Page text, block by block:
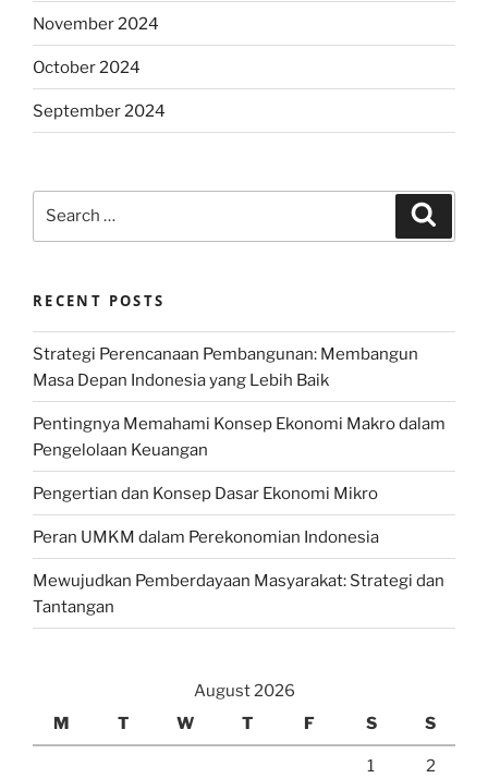
November 2024
October 2024
September 2024
RECENT POSTS
Strategi Perencanaan Pembangunan: Membangun
Masa Depan Indonesia yang Lebih Baik
Pentingnya Memahami Konsep Ekonomi Makro dalam
Pengelolaan Keuangan
Pengertian dan Konsep Dasar Ekonomi Mikro
Peran UMKM dalam Perekonomian Indonesia
Mewujudkan Pemberdayaan Masyarakat: Strategi dan
Tantangan
August 2026
M
T W T F S S
1 2